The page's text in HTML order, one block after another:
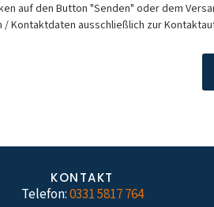
auf den Button "Senden" oder dem
Kontaktdaten ausschließlich zur
KONTAKT
Telefon:0331 5817 764